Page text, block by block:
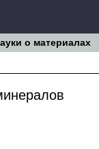
о материалах